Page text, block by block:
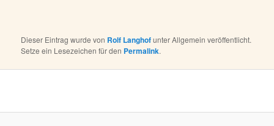
Dieser Eintrag wurde von Rolf Langhofunter Allgemein veröffentlicht.
Setze ein Lesezeichen für den Permalink.